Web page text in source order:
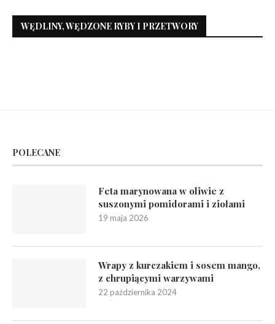
WĘDLINY, WĘDZONE RYBY I PRZETWORY
POLECANE
Feta marynowana w oliwie z
suszonymi pomidorami i ziołami
19 maja 2026
Wrapy z kurczakiem i sosem mango,
z chrupiącymi warzywami
22 października 2024